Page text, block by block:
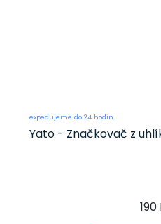
expedujeme do 24 hodin
Yato - Značkovač z
190